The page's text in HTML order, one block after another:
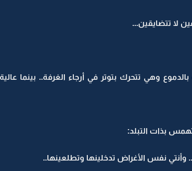
لا تتضايقين...
بالدموع وهي تتحرك بتوتر في أرجاء الغرفة.. بينما
بذات التبلد:
نفس الأغراض تدخلينها وتطلعينها..